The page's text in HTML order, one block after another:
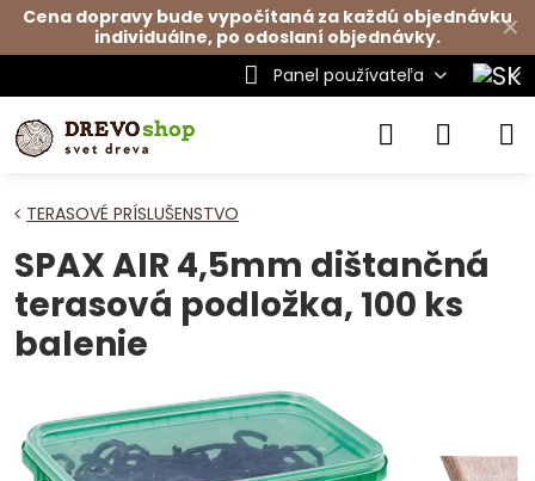
✕
Cena dopravy bude vypočítaná za každú objednávku
individuálne, po odoslaní objednávky.
Panel používateľa
TERASOVÉ PRÍSLUŠENSTVO
SPAX AIR 4,5mm dištančná
terasová podložka, 100 ks
balenie